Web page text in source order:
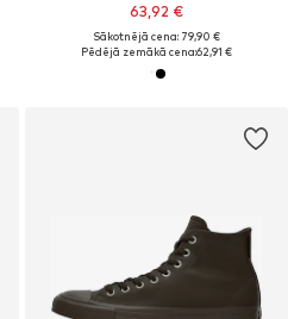
63,92 €
Sākotnējā cena: 79,90 €
Pēdējā zemākā cena:62,91 €